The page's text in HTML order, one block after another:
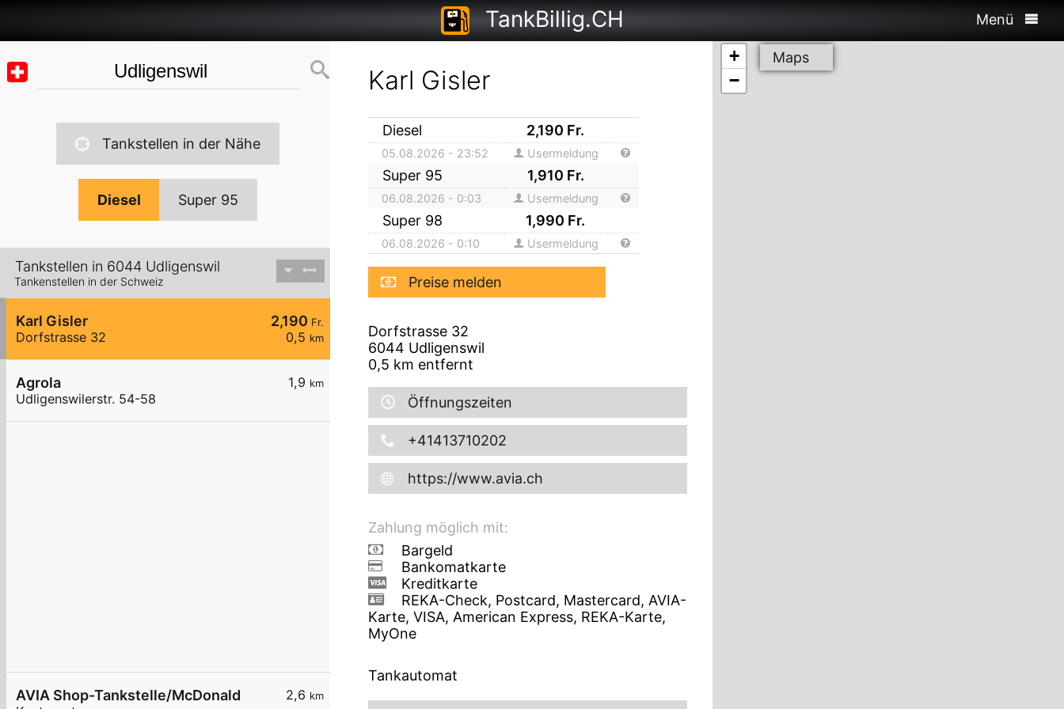
TankBillig.CH Menü
Tankstellen in der Nähe
Diesel Super 95
Tankstellen in 6044 Udligenswil
Tankenstellen in der Schweiz
2,190 Fr.
0,5 km
Karl Gisler
Dorfstrasse 32
1,9 km
Agrola
Udligenswilerstr. 54-58
2,6 km
AVIA Shop-Tankstelle/McDonald
Karl Gisler
Diesel 2,190 Fr.
05.08.2026 - 23:52 Usermeldung
Super 95 1,910 Fr.
06.08.2026 - 0:03 Usermeldung
Super 98 1,990 Fr.
06.08.2026 - 0:10 Usermeldung
Preise melden
Dorfstrasse 32
6044 Udligenswil
0,5 km entfernt
Öffnungszeiten
+41413710202
https://www.avia.ch
Zahlung möglich mit:
Bargeld
Bankomatkarte
Kreditkarte
REKA-Check, Postcard, Mastercard, AVIA-
Karte, VISA, American Express, REKA-Karte,
MyOne
Tankautomat
+
−
Maps